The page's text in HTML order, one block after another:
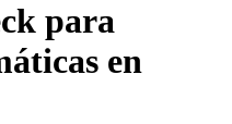
para
en